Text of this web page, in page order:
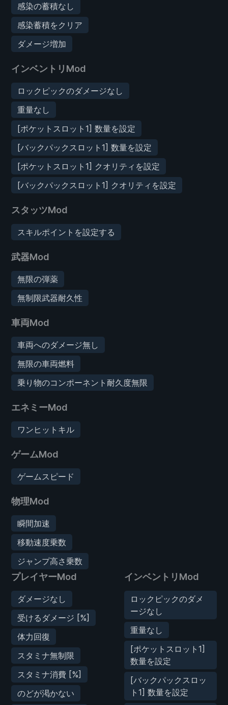
感染の蓄積なし
感染蓄積をクリア
ダメージ増加
インベントリMod
ロックピックのダメージなし
重量なし
[ポケットスロット1] 数量を設定
[バックパックスロット1] 数量を設定
[ポケットスロット1] クオリティを設定
[バックパックスロット1] クオリティを設定
スタッツMod
スキルポイントを設定する
武器Mod
無限の弾薬
無制限武器耐久性
車両Mod
車両へのダメージ無し
無限の車両燃料
乗り物のコンポーネント耐久度無限
エネミーMod
ワンヒットキル
ゲームMod
ゲームスピード
物理Mod
瞬間加速
移動速度乗数
ジャンプ高さ乗数
プレイヤーMod
ダメージなし
受けるダメージ [%]
体力回復
スタミナ無制限
スタミナ消費 [%]
のどが渇かない
インベントリMod
ロックピックのダメ
ージなし
重量なし
[ポケットスロット1]
数量を設定
[バックパックスロッ
ト1] 数量を設定